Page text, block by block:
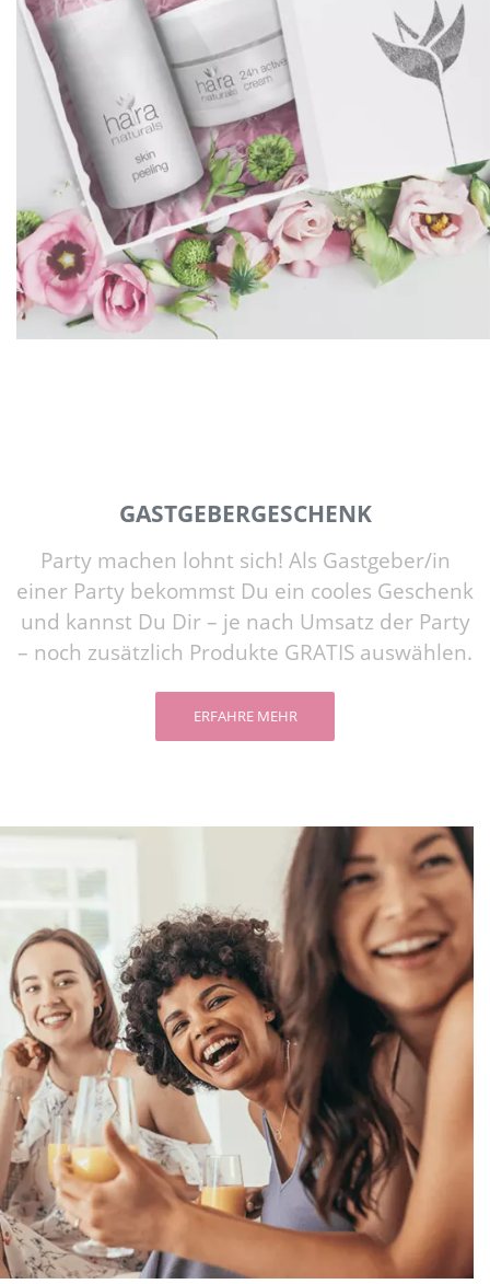
GASTGEBERGESCHENK
Party machen lohnt sich! Als Gastgeber/in
einer Party bekommst Du ein cooles Geschenk
und kannst Du Dir – je nach Umsatz der Party
– noch zusätzlich Produkte GRATIS auswählen.
ERFAHRE MEHR